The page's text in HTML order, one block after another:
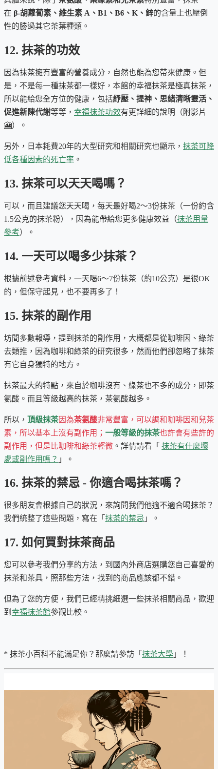
在 β-胡蘿蔔素、維生素 A、B1、B6、K、鋅的含量上也壓倒
性的勝過其它茶葉種類。
12. 抹茶的功效
因為抹茶擁有豐富的營養成分，自然也能為您帶來健康。但
是，不是每一種抹茶都一樣好，本館的幸福抹茶是極真抹茶，
所以能給您全方位的健康，包括紓壓、提神、思緒清晰靈活、
促進新陳代謝等等， 幸福抹茶功效有更詳細的說明（附影片
🎦）。
另外，日本耗費20年的大型研究和相關研究也顯示， 抹茶可降
低各種因素的死亡率 。
13. 抹茶可以天天喝嗎？
可以，而且建議您天天喝，每天最好喝2～3份抹茶（一份約含
1.5公克的抹茶粉），因為能帶給您更多健康效益（抹茶用量
參考）。
14. 一天可以喝多少抹茶？
根據前述參考資料，一天喝6～7份抹茶（約10公克）是很OK
的，但保守起見，也不要再多了！
15. 抹茶的副作用
坊間多數報導，提到抹茶的副作用，大概都是從咖啡因、綠茶
去類推，因為咖啡和綠茶的研究很多，然而他們卻忽略了抹茶
有它自身獨特的地方。
抹茶最大的特點，來自於咖啡沒有、綠茶也不多的成分，即茶
氨酸。而且等級越高的抹茶，茶氨酸越多。
所以， 頂級抹茶因為茶氨酸非常豐富，可以調和咖啡因和兒茶
素，所以基本上沒有副作用； 一般等級的抹茶也許會有些許的
副作用，但是比咖啡和綠茶輕微 。詳情請看「 抹茶有什麼壞
處或副作用嗎？ 」。
16. 抹茶的禁忌 - 你適合喝抹茶嗎？
很多朋友會根據自己的狀況，來詢問我們他適不適合喝抹茶？
我們統整了這些問題，寫在「 抹茶的禁忌 」。
17. 如何買對抹茶商品
您可以參考我們分享的方法，到國內外商店選購您自己喜愛的
抹茶和茶具，照那些方法，找到的商品應該都不錯。
但為了您的方便，我們已經精挑細選一些抹茶相關商品，歡迎
到 幸福抹茶館參觀比較。
* 抹茶小百科不能滿足你？那麼請參訪「 抹茶大學 」！